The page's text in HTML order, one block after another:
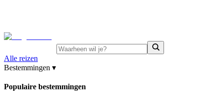
Alle reizen
Bestemmingen ▾
Populaire bestemmingen